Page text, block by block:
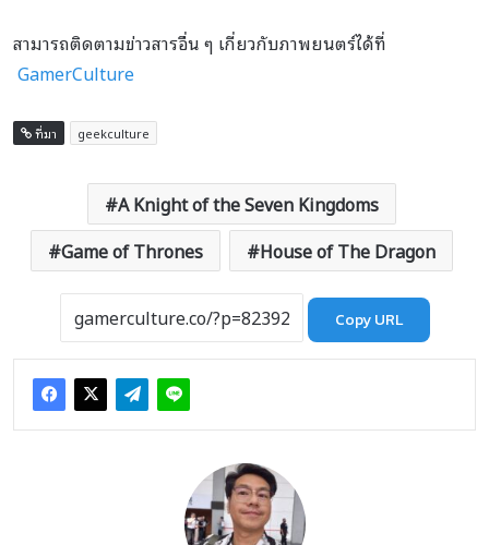
สามารถติดตามข่าวสารอื่น ๆ เกี่ยวกับภาพยนตร์ได้ที่
GamerCulture
ที่มา geekculture
A Knight of the Seven Kingdoms
Game of Thrones
House of The Dragon
Copy URL